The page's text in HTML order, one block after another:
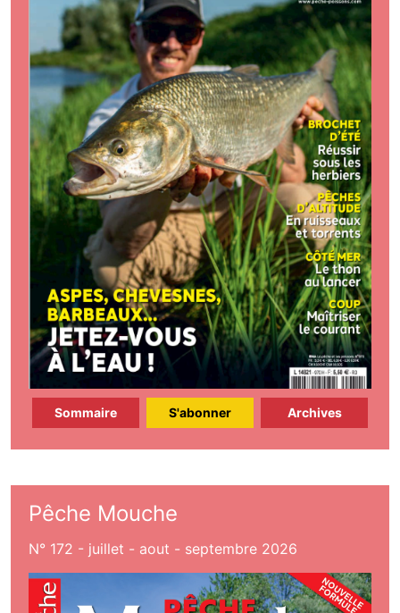
Sommaire S'abonner Archives
Pêche Mouche
N° 172 - juillet - aout - septembre 2026